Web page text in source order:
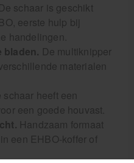
De schaar is geschikt
eerste hulp bij
handelingen.
bladen. De multiknipper
materialen
schaar heeft een
een goede houvast.
Handzaam formaat
een EHBO-koffer of